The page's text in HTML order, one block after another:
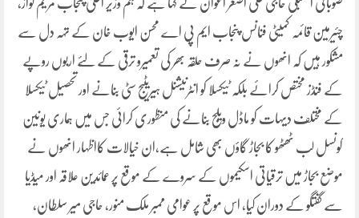
صوبائی اسمبلی حاجی علی اصغر اعوان نے کہا ہے کہ ہم وزیر اعلیٰ پنجاب مریم نواز،
چئیرمین قائمہ کمیٹی فنانس پنجاب ایم پی اے محسن ایوب خان کے تہہ دل سے
مشکور ہیں کہ انھوں نے نہ صرف حلقہ بھر کی تعمیرو ترقی کے لئے اربوں روپے
کے فنڈز مختص کرائے بلکہ ٹیکسلا کو انٹرنیشنل ہیریٹیج سٹی بنانے اور تحصیل ٹیکسلا
کے مختلف دیہات کو ماڈل ویلج بنانے کی منظوری کرائی جس میں ہماری یونین
کونسل لب ٹھٹھو کا بجاڑ گاؤں بھی شامل ہے،ان خیالات کااظہار انھوں نے
موضع بجاڑ میں ترقیاتی اسکیموں کے سروے کے موقع پر عمائدین علاقہ اور میڈیا
سے گفتگو کے دوران کیا، اس موقع پر عوامی ممبر ملک منور، حاجی میر سلطان،